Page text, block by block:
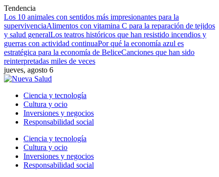
Tendencia
Los 10 animales con sentidos más impresionantes para la
supervivenciaAlimentos con vitamina C para la reparación de tejidos
y salud generalLos teatros históricos que han resistido incendios y
guerras con actividad continuaPor qué la economía azul es
estratégica para la economía de BeliceCanciones que han sido
reinterpretadas miles de veces
jueves, agosto 6
Ciencia y tecnología
Cultura y ocio
Inversiones y negocios
Responsabilidad social
Ciencia y tecnología
Cultura y ocio
Inversiones y negocios
Responsabilidad social